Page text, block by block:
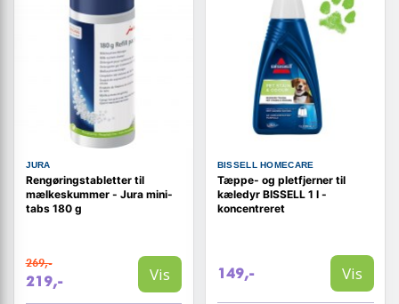
JURA
Rengøringstabletter til
mælkeskummer - Jura mini-
tabs 180 g
269,-
219,- Vis
BISSELL HOMECARE
Tæppe- og pletfjerner til
kæledyr BISSELL 1 l -
koncentreret
149,- Vis